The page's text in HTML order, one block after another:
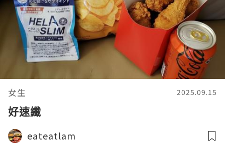
女生 2025.09.15
好速纖
eateatlam